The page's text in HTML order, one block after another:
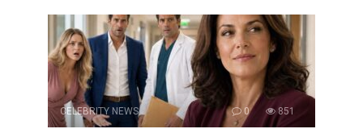
CELEBRITY NEWS 0 851